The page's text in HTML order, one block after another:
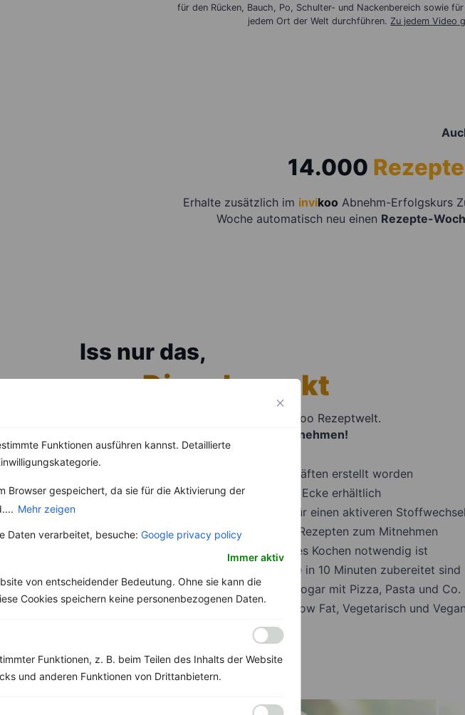
Funktionen ausführen kannst. Detaillierte
Browser gespeichert, da sie für die Aktivierung der
Mehr zeigen
Daten verarbeitet, besuche: Google privacy policy
Immer aktiv
von entscheidender Bedeutung. Ohne sie kann die
Cookies speichern keine personenbezogenen Daten.
Funktionen, z. B. beim Teilen des Inhalts der Website
und anderen Funktionen von Drittanbietern.
für den Rücken, Bauch, Po, Schulter- und Nackenbereich sowie
jedem Ort der Welt durchführen. Zu jedem Video
14.000 Rezepte
Erhalte zusätzlich im invikoo Abnehm-Erfolgskurs
Woche automatisch neu einen Rezepte-
Iss nur das,
was Dir schmeckt
und entdecke die große Vielfalt der invikoo Rezeptwelt.
Über 14.000 gesunde Rezepte zum Abnehmen!
Alle Rezepte sind von Ernährungsfachkräften erstellt worden
Alle Zutaten sind im Supermarkt um die Ecke erhältlich
Alle Rezepte mit reichlich Vitalstoffen für einen aktiveren Stoffwechsel
Für Berufstätige eine Riesenauswahl an Rezepten zum Mitnehmen
Mit Portionsrechner damit kein separates Kochen notwendig ist
Viele schnelle und einfache Rezepte, die in 10 Minuten zubereitet sind
Genieße die unendliche Rezeptvielfalt, sogar mit Pizza, Pasta und Co.
Clean Eating, High Protein, Low Carb, Low Fat, Vegetarisch und Vegan